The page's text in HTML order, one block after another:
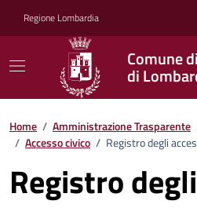
Regione Lombardia
Comune
di
Home / Amministrazione Trasparente
/ Accesso civico / Registro degli
Registro